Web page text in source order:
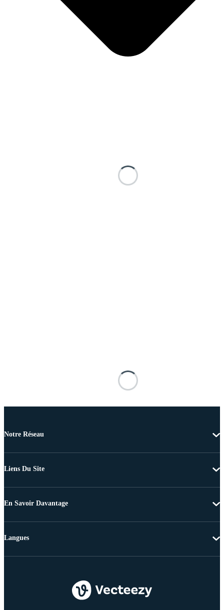
Notre Réseau
Liens Du Site
En Savoir Davantage
Langues